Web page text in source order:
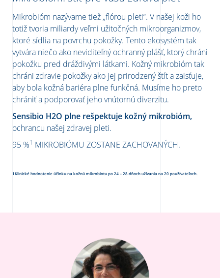
Mikrobióm nazývame tiež „flórou pleti”. V našej koži ho
totiž tvoria miliardy veľmi užitočných mikroorganizmov,
ktoré sídlia na povrchu pokožky. Tento ekosystém tak
vytvára niečo ako neviditeľný ochranný plášť, ktorý chráni
pokožku pred dráždivými látkami. Kožný mikrobióm tak
chráni zdravie pokožky ako jej prirodzený štít a zaisťuje,
aby bola kožná bariéra plne funkčná. Musíme ho preto
chrániť a podporovať jeho vnútornú diverzitu.
Sensibio H2O plne rešpektuje kožný mikrobióm,
ochrancu našej zdravej pleti.
95 %1 MIKROBIÓMU ZOSTANE ZACHOVANÝCH.
1Klinické hodnotenie účinku na kožnú mikrobiotu po 24 – 28 dňoch užívania na 20 používateľoch.